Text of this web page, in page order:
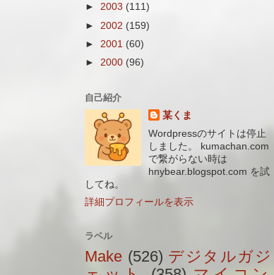
► 2003 (111)
► 2002 (159)
► 2001 (60)
► 2000 (96)
自己紹介
某くま
Wordpressのサイトは停止
しました。 kumachan.com
で繋がらない時は
hnybear.blogspot.com を試
してね。
詳細プロフィールを表示
ラベル
Make (526) デジタルガジ